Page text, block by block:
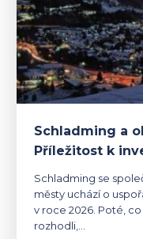
Schladming a
Příležitost k
Schladming se
městy uchází o
v roce 2026. Poté,
rozhodli,…